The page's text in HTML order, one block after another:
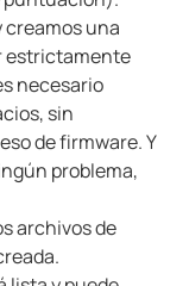
creamos una
estrictamente
necesario
sin
de firmware. Y
problema,
archivos de